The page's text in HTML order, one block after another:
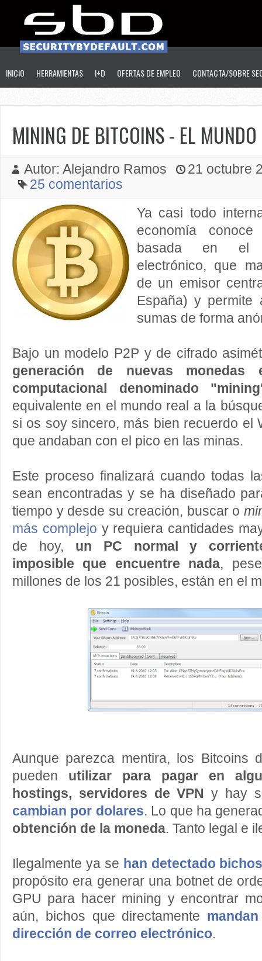
INICIO HERRAMIENTAS I+D OFERTAS DE EMPLEO CONTACTA/SOBRE
MINING DE BITCOINS - EL
Autor: Alejandro Ramos
21 octubre
25 comentarios
Ya casi todo
economía
basada en el
electrónico, que
de un emisor
España) y permite
sumas de forma
Bajo un modelo P2P y de cifrado
generación de nuevas
computacional denominado
equivalente en el mundo real a la
si os soy sincero, más bien recuerdo el
que andaban con el pico en las minas.
Este proceso finalizará cuando todas
sean encontradas y se ha diseñado
tiempo y desde su creación, buscar o
más complejo y requiera cantidades
de hoy, un PC normal y
imposible que encuentre nada,
millones de los 21 posibles, están en el
Aunque parezca mentira, los Bitcoins
pueden utilizar para pagar en
hostings, servidores de VPNy hay
cambian por dolares. Lo que ha
obtención de la moneda. Tanto legal e
Ilegalmente ya se han detectado
propósito era generar una botnet de
GPU para hacer mining y encontrar
aún, bichos que directamente
dirección de correo electrónico.